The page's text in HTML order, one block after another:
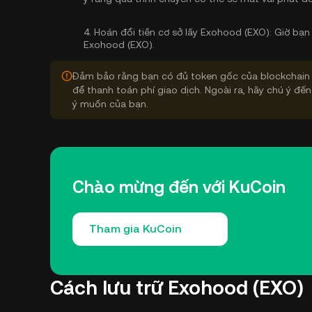
4. Hoán đổi tiền cơ sở lấy Exohood (EXO): Giờ
Exohood (EXO).
Đảm bảo rằng bạn có đủ token gốc của
để thanh toán phí giao dịch. Ngoài ra, hãy chú ý
ý muốn của bạn.
Chào mừng đến với KuCoin
Tham gia KuCoin
Cách lưu trữ Exohood (EXO)